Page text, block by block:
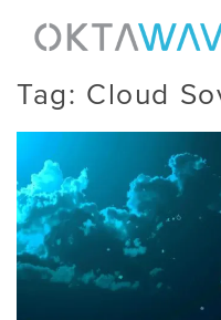
content
Tag: Cloud